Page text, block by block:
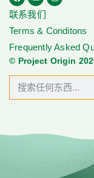
联系我们
Terms & Conditons
Frequently Asked
© Project Origin